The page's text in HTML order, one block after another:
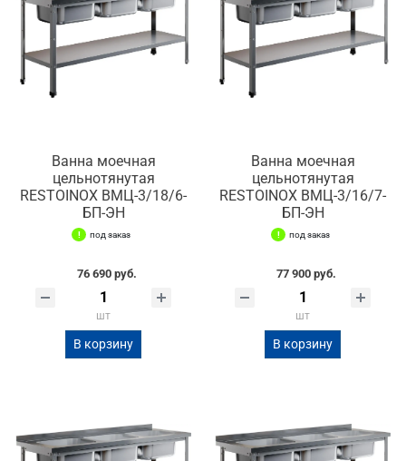
Ванна моечная
цельнотянутая
RESTOINOX ВМЦ-3/18/6-
БП-ЭН
под заказ
76 690 руб.
шт
В корзину
Ванна моечная
цельнотянутая
RESTOINOX ВМЦ-3/16/7-
БП-ЭН
под заказ
77 900 руб.
шт
В корзину